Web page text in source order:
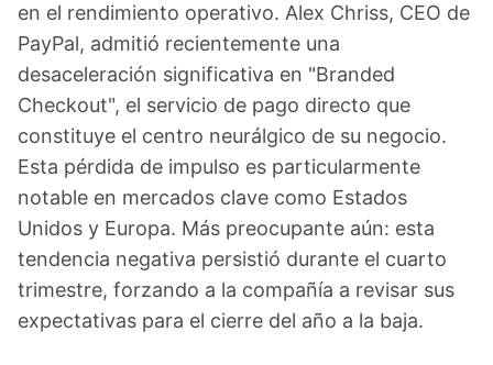
en el rendimiento operativo. Alex Chriss, CEO de
PayPal, admitió recientemente una
desaceleración significativa en "Branded
Checkout", el servicio de pago directo que
constituye el centro neurálgico de su negocio.
Esta pérdida de impulso es particularmente
notable en mercados clave como Estados
Unidos y Europa. Más preocupante aún: esta
tendencia negativa persistió durante el cuarto
trimestre, forzando a la compañía a revisar sus
expectativas para el cierre del año a la baja.